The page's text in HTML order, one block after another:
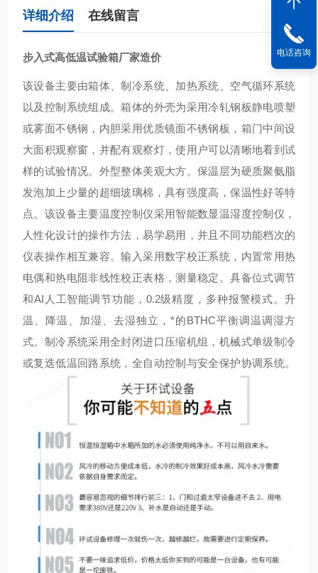
详细介绍 在线留言
步入式高低温试验箱厂家造价
该设备主要由箱体、制冷系统、加热系统、空气循环系统
以及控制系统组成。箱体的外壳为采用冷轧钢板静电喷塑
或雾面不锈钢，内胆采用优质镜面不锈钢板，箱门中间设
大面积观察窗，并配有观察灯，使用户可以清晰地看到试
样的试验情况。外型整体美观大方。保温层为硬质聚氨脂
发泡加上少量的超细玻璃棉，具有强度高，保温性好等特
点。该设备主要温度控制仪采用智能数显温湿度控制仪，
人性化设计的操作方法，易学易用，并且不同功能档次的
仪表操作相互兼容。输入采用数字校正系统，内置常用热
电偶和热电阻非线性校正表格，测量稳定。具备位式调节
和AI人工智能调节功能，0.2级精度，多种报警模式。升
温、降温、加湿、去湿独立，*的BTHC平衡调温调湿方
式。制冷系统采用全封闭进口压缩机组，机械式单级制冷
或复迭低温回路系统，全自动控制与安全保护协调系统。
电话咨询